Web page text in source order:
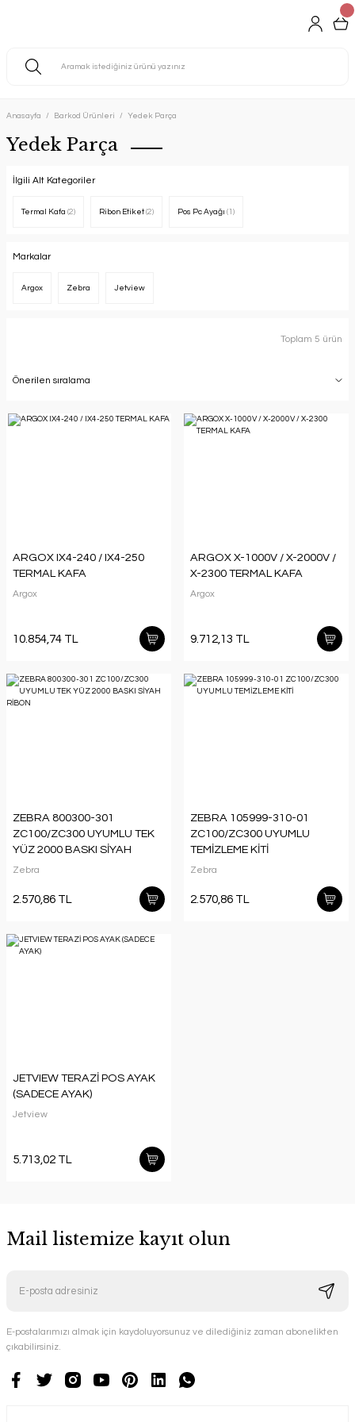
Anasayfa Barkod Ürünleri Yedek Parça
Yedek Parça
İlgili Alt Kategoriler
Termal Kafa (2) Ribon Etiket (2) Pos Pc Ayağı (1)
Markalar
Argox Zebra Jetview
Toplam 5 ürün
ARGOX IX4-240 / IX4-250
TERMAL KAFA
Argox
10.854,74 TL
ARGOX X-1000V / X-2000V /
X-2300 TERMAL KAFA
Argox
9.712,13 TL
ZEBRA 800300-301
ZC100/ZC300 UYUMLU TEK
YÜZ 2000 BASKI SİYAH
RİBON
Zebra
2.570,86 TL
ZEBRA 105999-310-01
ZC100/ZC300 UYUMLU
TEMİZLEME KİTİ
Zebra
2.570,86 TL
JETVIEW TERAZİ POS AYAK
(SADECE AYAK)
Jetview
5.713,02 TL
Mail listemize kayıt olun
E-postalarımızı almak için kaydoluyorsunuz ve dilediğiniz zaman abonelikten
çıkabilirsiniz.